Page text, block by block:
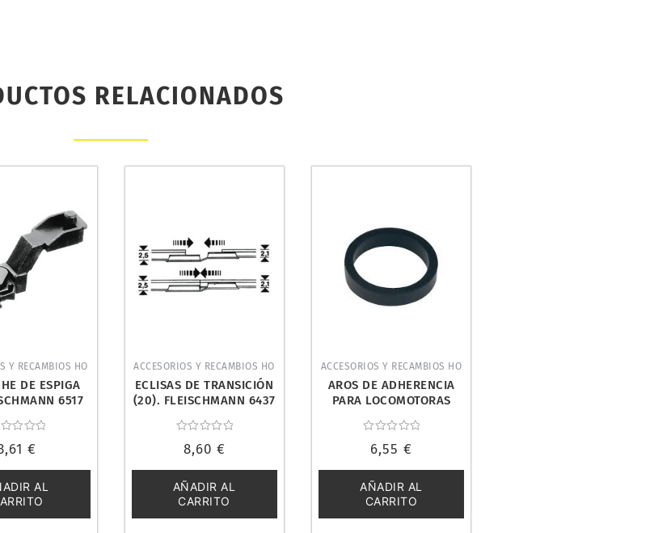
RELACIONADOS
Y RECAMBIOS HO
DE ESPIGA
6517
€
AL
ACCESORIOS Y RECAMBIOS HO
ECLISAS DE TRANSICIÓN
(20). FLEISCHMANN 6437
con
de
5
8,60 €
AÑADIR AL
CARRITO
ACCESORIOS Y RECAMBIOS HO
AROS DE ADHERENCIA
PARA LOCOMOTORAS
con
de
5
6,55€
AÑADIR AL
CARRITO